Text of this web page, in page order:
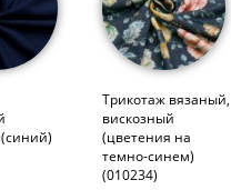
Трикотаж вязаный,
вискозный
(цветения на
темно-синем)
(010234)